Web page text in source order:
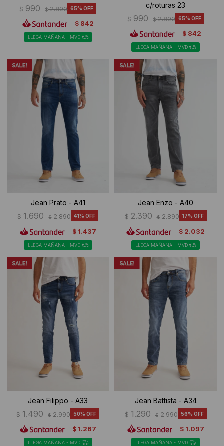
$ 990 $ 2.890 65
$ 842
LLEGA MAÑANA - MVD
c/roturas 23
$ 990 $ 2.890 65
$ 842
LLEGA MAÑANA - MVD
Jean Prato - A41
$ 1.690 $ 2.890 41
$ 1.437
LLEGA MAÑANA - MVD
Jean Enzo - A40
$ 2.390 $ 2.890 17
$ 2.032
LLEGA MAÑANA - MVD
Jean Filippo - A33
$ 1.490 $ 2.990 50
$ 1.267
LLEGA MAÑANA - MVD
Jean Battista - A34
$ 1.290 $ 2.990 56
$ 1.097
LLEGA MAÑANA - MVD